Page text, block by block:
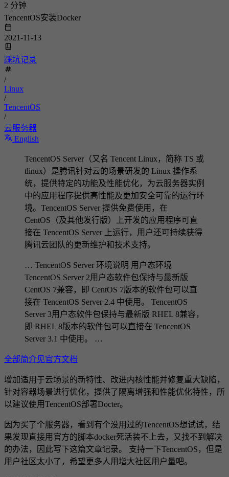
2 分钟
TencentOS安装Docker
2021-11-13
踩坑记录
/
Linux
/
TencentOS
/
云服务器
English
TencentOS Server（又名 Tencent Linux，简称 TS 或
tlinux）是腾讯针对云的场景研发的 Linux 操作系
统，提供特定的功能及性能优化，为云服务器实例
中的应用程序提供高性能及更加安全可靠的运行环
境。TencentOS Server 提供免费使用，在
CentOS（及其他发行版）上开发的应用程序可直
接在 TencentOS Server 上运行，用户还可持续获得
腾讯云团队的更新维护和技术支持。
… TencentOS Server 环境说明 用户态环境
TencentOS Server 2用户态软件包保持与最新版
CentOS 7兼容，即 CentOS 7版本的软件包可以直
接在 TencentOS Server 2.4 中使用。 TencentOS
Server 3用户态软件包保持与最新版 RHEL 8兼容，
即 RHEL 8版本的软件包可以直接在 TencentOS
Server 3.1 中使用。 …
全部简介见官方文档
增加适用于云场景的新特性、改进内核性能并修复重大缺陷，
针对容器场景进行优化，提供了隔离增强和性能优化特性，所
以建议使用TencentOS部署Docter。
因为买了个服务器，看到有个没用过的TencentOS想试试，结
果发现直接用官方的脚本docker死活装不上去，又找不到解决
的办法，因此写下这篇文章记录。 支持一下TencentOS，但是
用户社区太小了，希望更多人用增大社区用户量吧。